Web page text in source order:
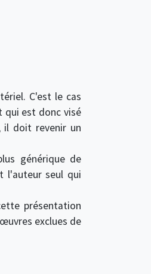
C'est le cas
qui est donc visé
il doit revenir un
générique de
l'auteur seul qui
présentation
exclues de